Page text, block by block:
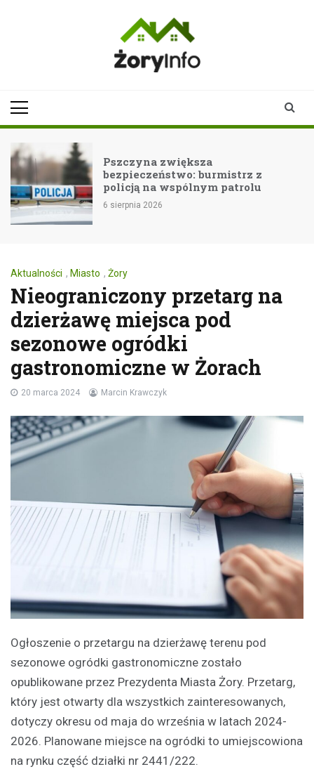
Pszczyna zwiększa
bezpieczeństwo: burmistrz z
policją na wspólnym patrolu
6 sierpnia 2026
Aktualności , Miasto , Żory
Nieograniczony przetarg na
dzierżawę miejsca pod
sezonowe ogródki
gastronomiczne w Żorach
20 marca 2024 Marcin Krawczyk
Ogłoszenie o przetargu na dzierżawę terenu pod
sezonowe ogródki gastronomiczne zostało
opublikowane przez Prezydenta Miasta Żory. Przetarg,
który jest otwarty dla wszystkich zainteresowanych,
dotyczy okresu od maja do września w latach 2024-
2026. Planowane miejsce na ogródki to umiejscowiona
na rynku część działki nr 2441/222.